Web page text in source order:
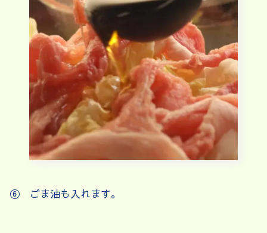
⑥ ごま油も入れます。